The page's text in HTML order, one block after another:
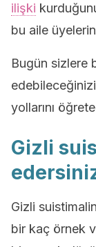
ilişki
bu aile
Bugün sizlere
yollarını
Gizli
Gizli
bir kaç örnek